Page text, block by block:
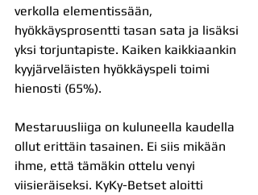
verkolla elementissään,
hyökkäysprosentti tasan sata ja lisäksi
yksi torjuntapiste. Kaiken kaikkiaankin
kyyjärveläisten hyökkäyspeli toimi
hienosti (65%).
Mestaruusliiga on kuluneella kaudella
ollut erittäin tasainen. Ei siis mikään
ihme, että tämäkin ottelu venyi
viisieräiseksi. KyKy-Betset aloitti